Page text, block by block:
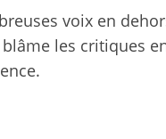
voix en
blâme les critiques